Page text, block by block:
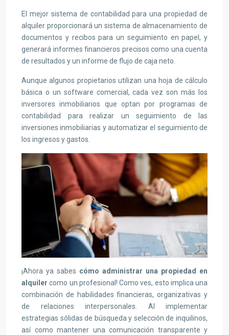
El mejor sistema de contabilidad para una propiedad de
alquiler proporcionará un sistema de almacenamiento de
documentos y recibos para un seguimiento en papel, y
generará informes financieros precisos como una cuenta
de resultados y un informe de flujo de caja neto.
Aunque algunos propietarios utilizan una hoja de cálculo
básica o un software comercial, cada vez son más los
inversores inmobiliarios que optan por programas de
contabilidad para realizar un seguimiento de las
inversiones inmobiliarias y automatizar el seguimiento de
los ingresos y gastos.
¡Ahora ya sabes cómo administrar una propiedad en
alquiler como un profesional! Como ves, esto implica una
combinación de habilidades financieras, organizativas y
de relaciones interpersonales. Al implementar
estrategias sólidas de búsqueda y selección de inquilinos,
así como mantener una comunicación transparente y